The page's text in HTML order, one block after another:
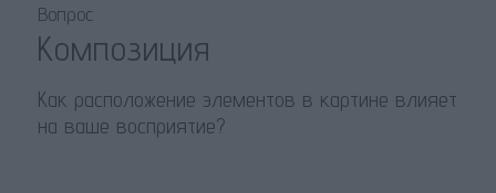
Вопрос
Композиция
Как расположение элементов в картине влияет
на ваше восприятие?